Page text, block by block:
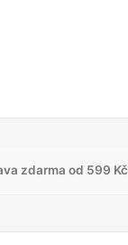
zdarma od 599 Kč